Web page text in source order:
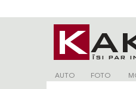
AUTO FOTO